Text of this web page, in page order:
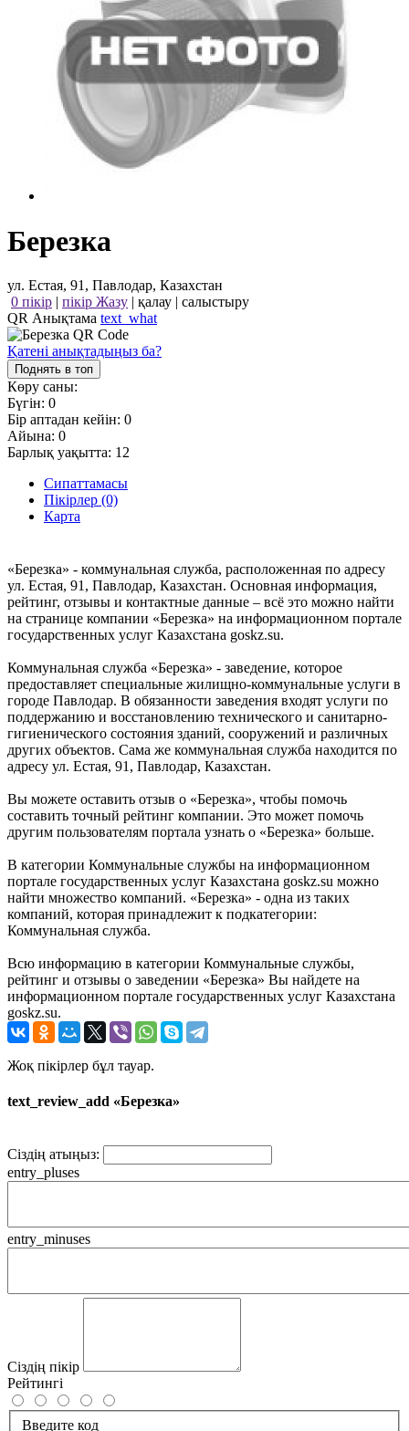
Березка
ул. Естая, 91, Павлодар, Казахстан
0 пікір | пікір Жазу | қалау | салыстыру
QR Анықтама text_what
Қатені анықтадыңыз ба?
Поднять в топ
Көру саны:
Бүгін: 0
Бір аптадан кейін: 0
Айына: 0
Барлық уақытта: 12
Сипаттамасы
Пікірлер (0)
Карта
«Березка» - коммунальная служба, расположенная по адресу
ул. Естая, 91, Павлодар, Казахстан. Основная информация,
рейтинг, отзывы и контактные данные – всё это можно найти
на странице компании «Березка» на информационном портале
государственных услуг Казахстана goskz.su.
Коммунальная служба «Березка» - заведение, которое
предоставляет специальные жилищно-коммунальные услуги в
городе Павлодар. В обязанности заведения входят услуги по
поддержанию и восстановлению технического и санитарно-
гигиенического состояния зданий, сооружений и различных
других объектов. Сама же коммунальная служба находится по
адресу ул. Естая, 91, Павлодар, Казахстан.
Вы можете оставить отзыв о «Березка», чтобы помочь
составить точный рейтинг компании. Это может помочь
другим пользователям портала узнать о «Березка» больше.
В категории Коммунальные службы на информационном
портале государственных услуг Казахстана goskz.su можно
найти множество компаний. «Березка» - одна из таких
компаний, которая принадлежит к подкатегории:
Коммунальная служба.
Всю информацию в категории Коммунальные службы,
рейтинг и отзывы о заведении «Березка» Вы найдете на
информационном портале государственных услуг Казахстана
goskz.su.
Жоқ пікірлер бұл тауар.
text_review_add «Березка»
Сіздің атыңыз:
entry_pluses
entry_minuses
Сіздің пікір
Рейтингі
Введите код